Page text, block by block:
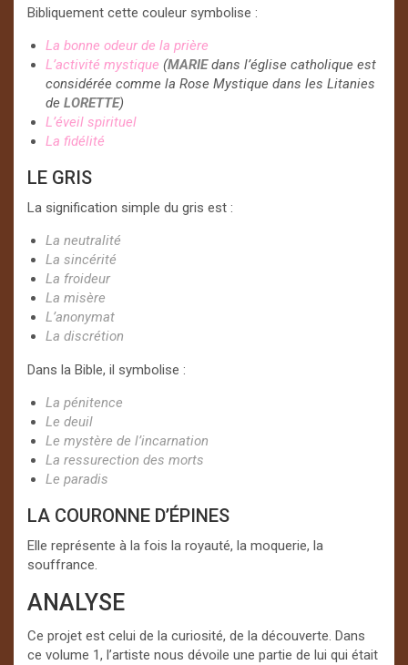
Bibliquement cette couleur symbolise :
La bonne odeur de la prière
L’activité mystique (MARIEdans l’église catholique est
considérée comme la Rose Mystique dans les Litanies
de LORETTE)
L’éveil spirituel
La fidélité
LE GRIS
La signification simple du gris est :
La neutralité
La sincérité
La froideur
La misère
L’anonymat
La discrétion
Dans la Bible, il symbolise :
La pénitence
Le deuil
Le mystère de l’incarnation
La ressurection des morts
Le paradis
LA COURONNE D’ÉPINES
Elle représente à la fois la royauté, la moquerie, la
souffrance.
ANALYSE
Ce projet est celui de la curiosité, de la découverte. Dans
ce volume 1, l’artiste nous dévoile une partie de lui qui était